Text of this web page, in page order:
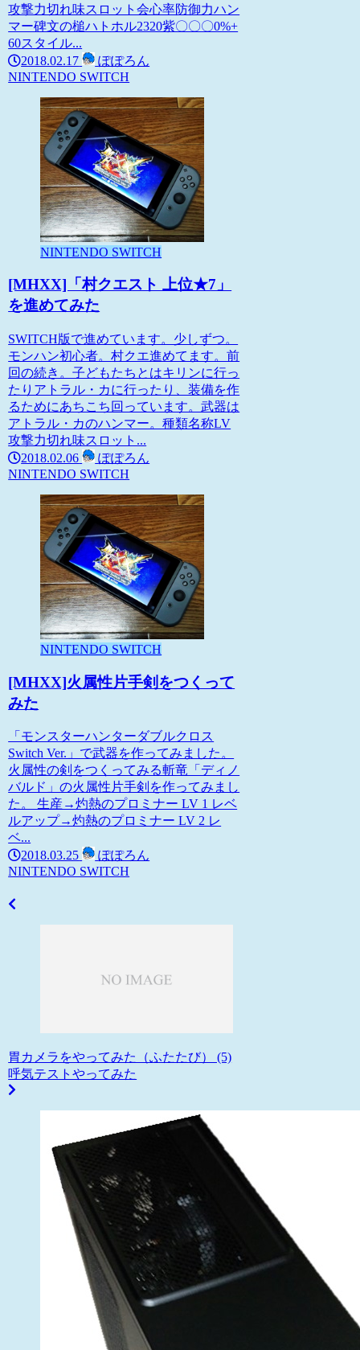
攻撃力切れ味スロット会心率防御力ハン
マー碑文の槌ハトホル2320紫〇〇〇0%+
60スタイル...
2018.02.17
ぽぽろん
NINTENDO SWITCH
NINTENDO SWITCH
[MHXX]「村クエスト 上位★7」
を進めてみた
SWITCH版で進めています。少しずつ。
モンハン初心者。村クエ進めてます。前
回の続き。子どもたちとはキリンに行っ
たりアトラル・カに行ったり、装備を作
るためにあちこち回っています。武器は
アトラル・カのハンマー。種類名称LV
攻撃力切れ味スロット...
2018.02.06
ぽぽろん
NINTENDO SWITCH
NINTENDO SWITCH
[MHXX]火属性片手剣をつくって
みた
「モンスターハンターダブルクロス
Switch Ver.」で武器を作ってみました。
火属性の剣をつくってみる斬竜「ディノ
バルド」の火属性片手剣を作ってみまし
た。 生産→灼熱のプロミナー LV 1 レベ
ルアップ→灼熱のプロミナー LV 2 レ
ベ...
2018.03.25
ぽぽろん
NINTENDO SWITCH
胃カメラをやってみた（ふたたび） (5)
呼気テストやってみた